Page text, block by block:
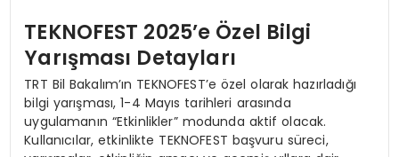
TEKNOFEST 2025’e Özel Bilgi
Yarışması Detayları
TRT Bil Bakalım’ın TEKNOFEST’e özel olarak hazırladığı
bilgi yarışması, 1-4 Mayıs tarihleri arasında
uygulamanın “Etkinlikler” modunda aktif olacak.
Kullanıcılar, etkinlikte TEKNOFEST başvuru süreci,